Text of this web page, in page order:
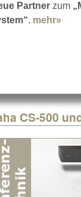
Partner zum
. mehr»
CS-500